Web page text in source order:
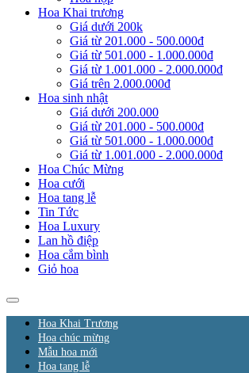
Hoa Khai trương
Giá dưới 200k
Giá từ 201.000 - 500.000đ
Giá từ 501.000 - 1.000.000đ
Giá từ 1.001.000 - 2.000.000đ
Giá trên 2.000.000đ
Hoa sinh nhật
Giá dưới 200.000
Giá từ 201.000 - 500.000đ
Giá từ 501.000 - 1.000.000đ
Giá từ 1.001.000 - 2.000.000đ
Hoa Chúc Mừng
Hoa cưới
Hoa tang lễ
Tin Tức
Hoa Luxury
Lan hồ điệp
Hoa cắm bình
Giỏ hoa
Hoa Khai Trương
Hoa chúc mừng
Mẫu hoa mới
Hoa tang lễ